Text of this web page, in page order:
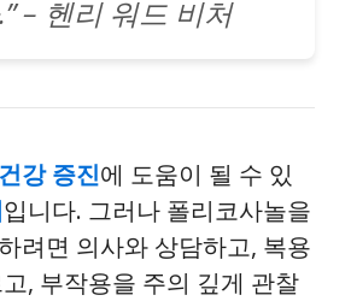
– 헨리 워드 비처
건강 증진에 도움이 될 수 있
입니다. 그러나 폴리코사놀을
려면 의사와 상담하고, 복용
, 부작용을 주의 깊게 관찰